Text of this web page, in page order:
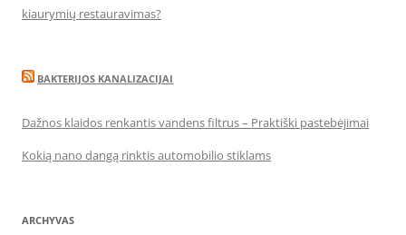
kiaurymių restauravimas?
BAKTERIJOS KANALIZACIJAI
Dažnos klaidos renkantis vandens filtrus – Praktiški pastebėjimai
Kokią nano dangą rinktis automobilio stiklams
ARCHYVAS